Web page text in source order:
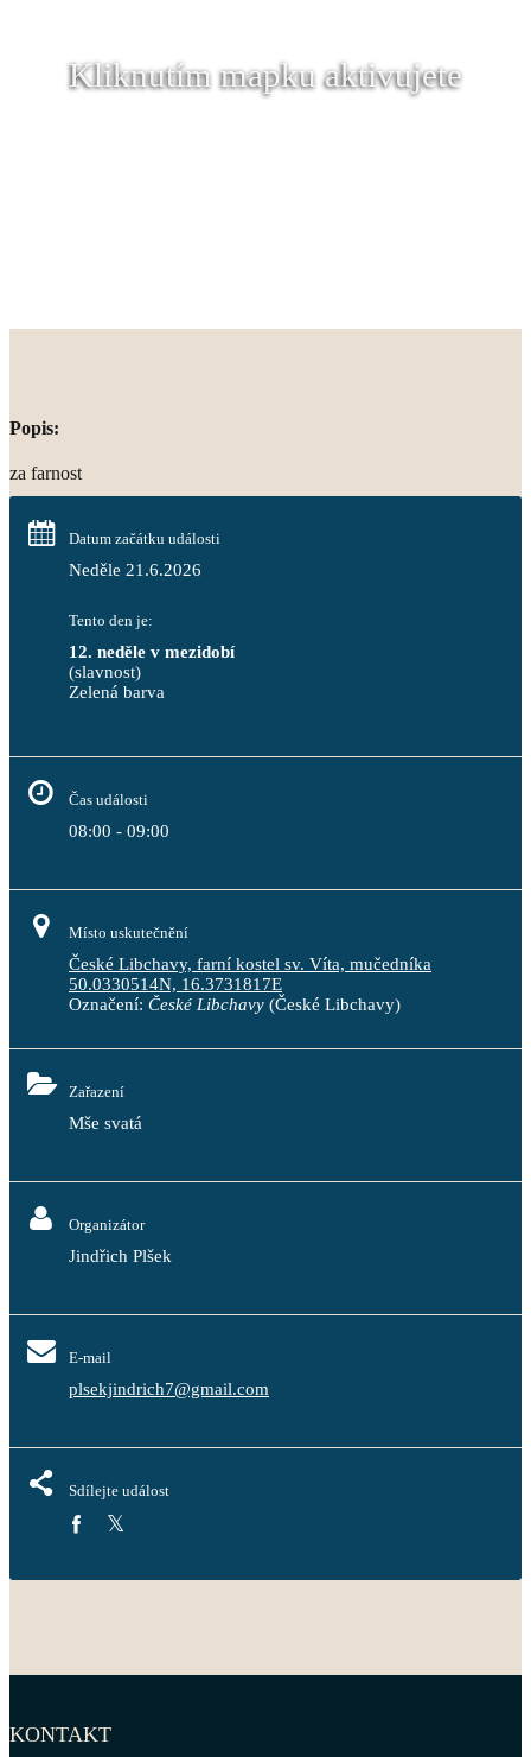
Kliknutím mapku aktivujete
Popis:
za farnost
Datum začátku události
Neděle 21.6.2026
Tento den je:
12. neděle v mezidobí
(slavnost)
Zelená barva
Čas události
08:00 - 09:00
Místo uskutečnění
České Libchavy, farní kostel sv. Víta, mučedníka
50.0330514N, 16.3731817E
Označení: České Libchavy (České Libchavy)
Zařazení
Mše svatá
Organizátor
Jindřich Plšek
E-mail
plsekjindrich7@gmail.com
Sdílejte událost
KONTAKT